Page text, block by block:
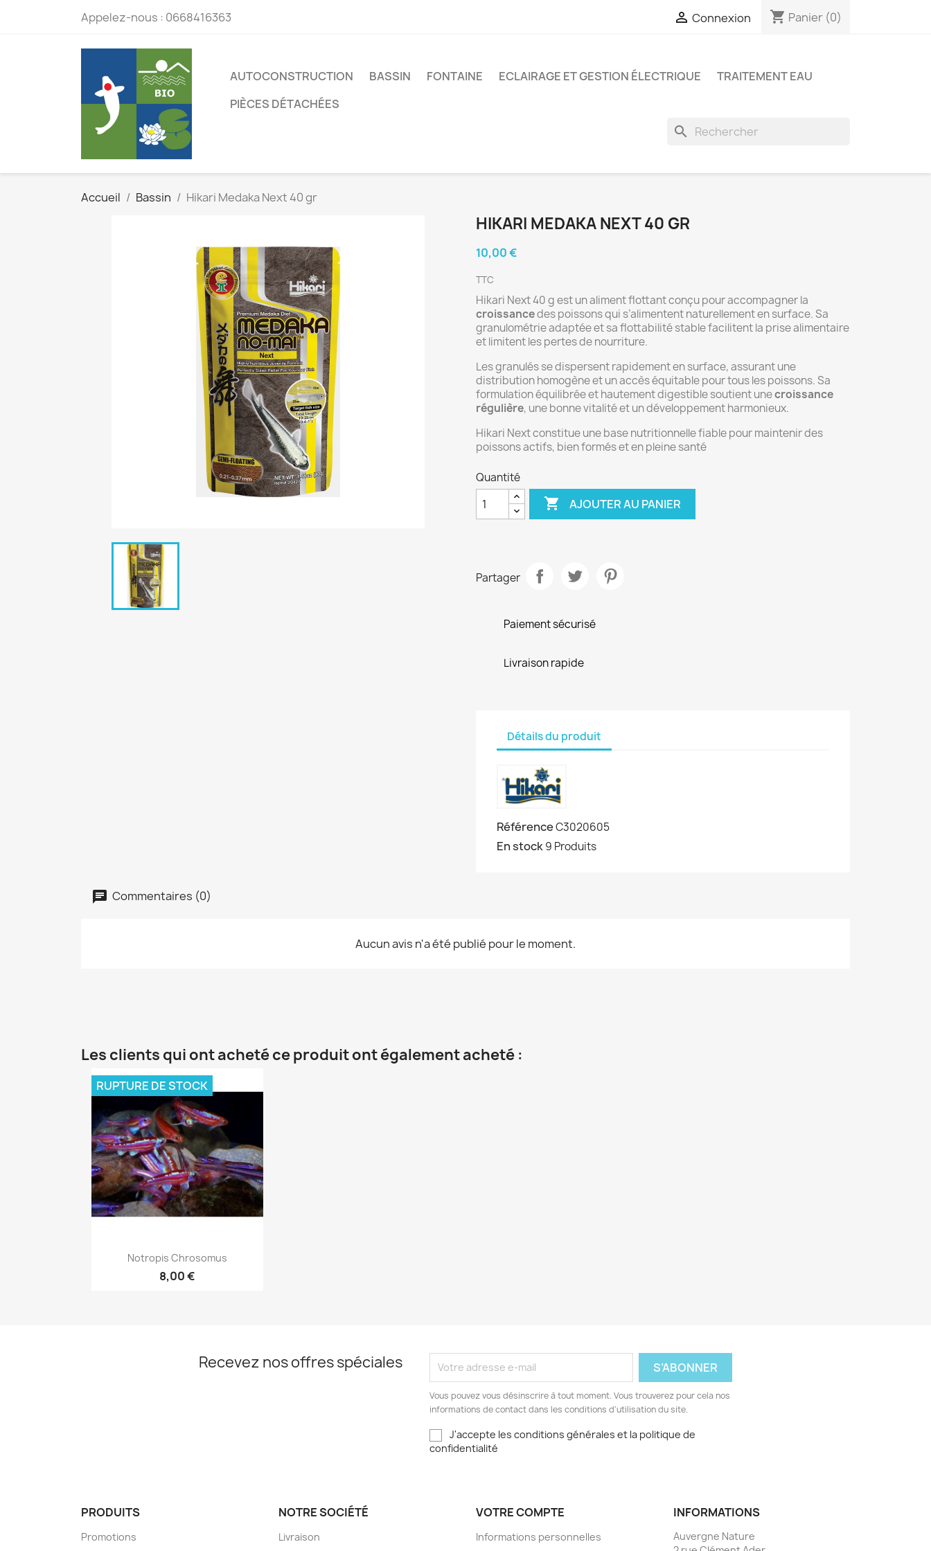
Appelez-nous : 0668416363  Connexion shopping_cart Panier (0)
AUTOCONSTRUCTION BASSIN FONTAINE ECLAIRAGE ET GESTION ÉLECTRIQUE
TRAITEMENT EAU
PIÈCES DÉTACHÉES
search
Accueil Bassin Hikari Medaka Next 40 gr
HIKARI MEDAKA NEXT 40 GR
10,00 €
TTC
Hikari Next 40 g est un aliment flottant conçu pour accompagner la
croissancedes poissons qui s’alimentent naturellement en surface. Sa
granulométrie adaptée et sa flottabilité stable facilitent la prise alimentaire
et limitent les pertes de nourriture.
Les granulés se dispersent rapidement en surface, assurant une
distribution homogène et un accès équitable pour tous les poissons. Sa
formulation équilibrée et hautement digestible soutient unecroissance
régulière, une bonne vitalité et un développement harmonieux.
Hikari Next constitue une base nutritionnelle fiable pour maintenir des
poissons actifs, bien formés et en pleine santé
Quantité
 AJOUTER AU PANIER
Partager
Paiement sécurisé
Livraison rapide
Détails du produit
RéférenceC3020605
En stock9 Produits
Commentaires (0)
Aucun avis n'a été publié pour le moment.
Les clients qui ont acheté ce produit ont également acheté :
Aperçu rapide
Notropis Chrosomus
8,00 €
RUPTURE DE STOCK
Recevez nos offres spéciales
Vous pouvez vous désinscrire à tout moment. Vous trouverez pour cela nos
informations de contact dans les conditions d'utilisation du site.
J'accepte les conditions générales et la politique de
confidentialité
PRODUITS
Promotions
NOTRE SOCIÉTÉ
Livraison
VOTRE COMPTE
Informations personnelles
INFORMATIONS
Auvergne Nature